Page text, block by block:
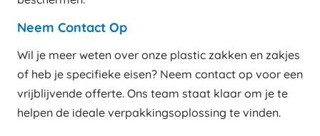
Neem Contact Op
Wil je meer weten over onze plastic zakken en zakjes
of heb je specifieke eisen? Neem contact op voor een
vrijblijvende offerte. Ons team staat klaar om je te
helpen de ideale verpakkingsoplossing te vinden.